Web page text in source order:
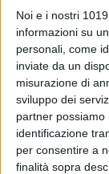
Noi e i nostri 1019
informazioni su
personali, come
inviate da un
misurazione di
sviluppo dei
partner possiamo
identificazione
per consentire a
finalità sopra
una
del
storia
di chi